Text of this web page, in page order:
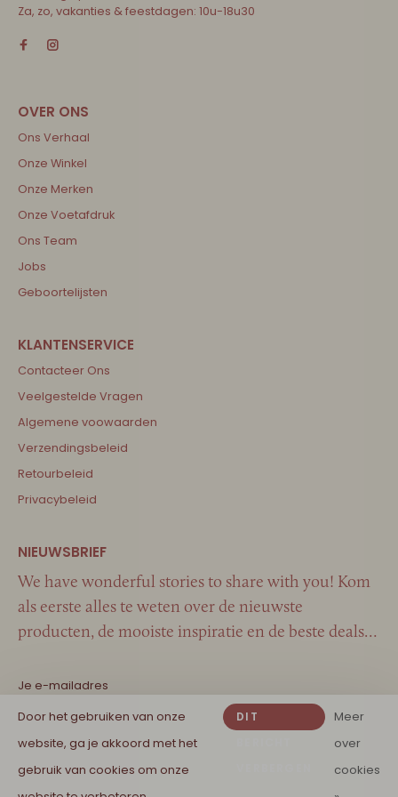
Za, zo, vakanties & feestdagen: 10u-18u30
Ons Verhaal
Onze Winkel
Onze Merken
Onze Voetafdruk
Ons Team
Jobs
Geboortelijsten
Contacteer Ons
Veelgestelde Vragen
Algemene voowaarden
Verzendingsbeleid
Retourbeleid
Privacybeleid
We have wonderful stories to share with you! Kom
als eerste alles te weten over de nieuwste
producten, de mooiste inspiratie en de beste deals…
Door het gebruiken van onze
website, ga je akkoord met het
gebruik van cookies om onze
DIT
Meer
over
cookies